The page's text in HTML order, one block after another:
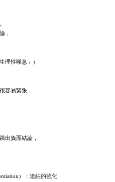
，
理性嘆息」）
容易緊張，
出負面結論，
）：連結的強化